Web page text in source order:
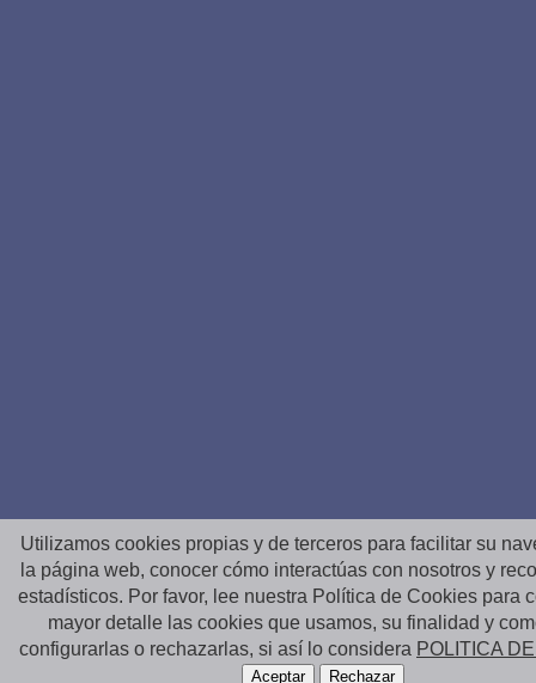
Utilizamos cookies propias y de terceros para facilitar su
la página web, conocer cómo interactúas con nosotros y
estadísticos. Por favor, lee nuestra Política de Cookies para
mayor detalle las cookies que usamos, su finalidad y
configurarlas o rechazarlas, si así lo considera POLITICA
Aceptar Rechazar